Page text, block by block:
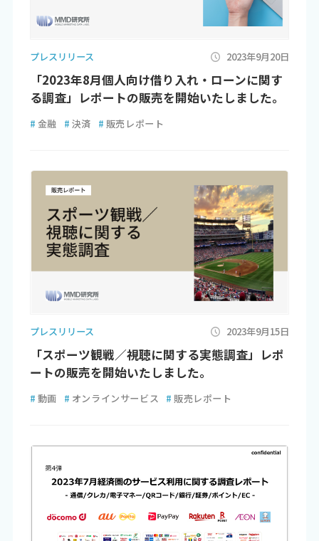
プレスリリース 2023年9月20日
「2023年8月個人向け借り入れ・ローンに関す
る調査」レポートの販売を開始いたしました。
# 金融 # 決済 # 販売レポート
プレスリリース 2023年9月15日
「スポーツ観戦／視聴に関する実態調査」レポ
ートの販売を開始いたしました。
# 動画 # オンラインサービス # 販売レポート